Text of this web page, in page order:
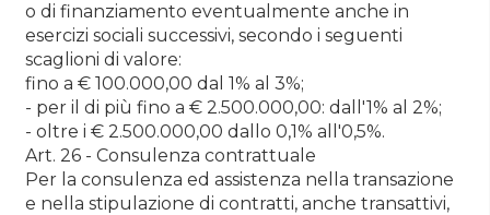
o di finanziamento eventualmente anche in
esercizi sociali successivi, secondo i seguenti
scaglioni di valore:
fino a € 100.000,00 dal 1% al 3%;
- per il di più fino a € 2.500.000,00: dall'1% al 2%;
- oltre i € 2.500.000,00 dallo 0,1% all'0,5%.
Art. 26 - Consulenza contrattuale
Per la consulenza ed assistenza nella transazione
e nella stipulazione di contratti, anche transattivi,